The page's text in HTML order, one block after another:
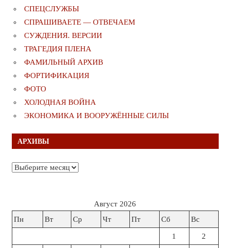
СПЕЦСЛУЖБЫ
СПРАШИВАЕТЕ — ОТВЕЧАЕМ
СУЖДЕНИЯ. ВЕРСИИ
ТРАГЕДИЯ ПЛЕНА
ФАМИЛЬНЫЙ АРХИВ
ФОРТИФИКАЦИЯ
ФОТО
ХОЛОДНАЯ ВОЙНА
ЭКОНОМИКА И ВООРУЖЁННЫЕ СИЛЫ
АРХИВЫ
Архивы
Август 2026
Пн
Вт Ср Чт Пт Сб Вс
1 2